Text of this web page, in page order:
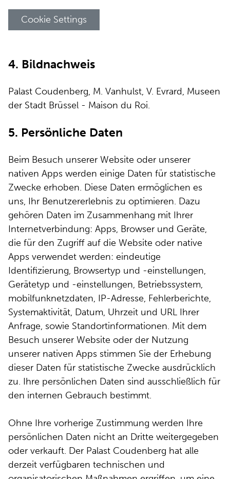
Cookie Settings
4. Bildnachweis
Palast Coudenberg, M. Vanhulst, V. Evrard, Museen
der Stadt Brüssel - Maison du Roi.
5. Persönliche Daten
Beim Besuch unserer Website oder unserer
nativen Apps werden einige Daten für statistische
Zwecke erhoben. Diese Daten ermöglichen es
uns, Ihr Benutzererlebnis zu optimieren. Dazu
gehören Daten im Zusammenhang mit Ihrer
Internetverbindung: Apps, Browser und Geräte,
die für den Zugriff auf die Website oder native
Apps verwendet werden: eindeutige
Identifizierung, Browsertyp und -einstellungen,
Gerätetyp und -einstellungen, Betriebssystem,
mobilfunknetzdaten, IP-Adresse, Fehlerberichte,
Systemaktivität, Datum, Uhrzeit und URL Ihrer
Anfrage, sowie Standortinformationen. Mit dem
Besuch unserer Website oder der Nutzung
unserer nativen Apps stimmen Sie der Erhebung
dieser Daten für statistische Zwecke ausdrücklich
zu. Ihre persönlichen Daten sind ausschließlich für
den internen Gebrauch bestimmt.
Ohne Ihre vorherige Zustimmung werden Ihre
persönlichen Daten nicht an Dritte weitergegeben
oder verkauft. Der Palast Coudenberg hat alle
derzeit verfügbaren technischen und